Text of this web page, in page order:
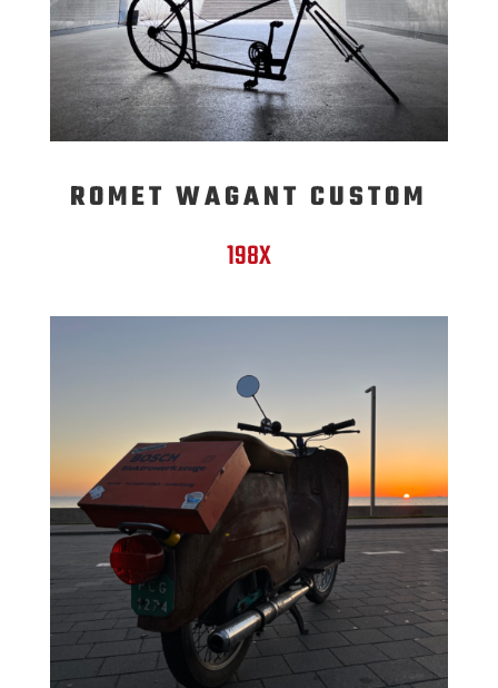
ROMET WAGANT CUSTOM
198X